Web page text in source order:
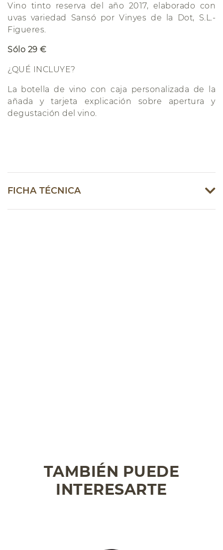
Vino tinto reserva del año 2017, elaborado con
uvas variedad Sansó por Vinyes de la Dot, S.L.-
Figueres.
Sólo 29 €
¿QUÉ INCLUYE?
La botella de vino con caja personalizada de la
añada y tarjeta explicación sobre apertura y
degustación del vino.
FICHA TÉCNICA
TAMBIÉN PUEDE
INTERESARTE